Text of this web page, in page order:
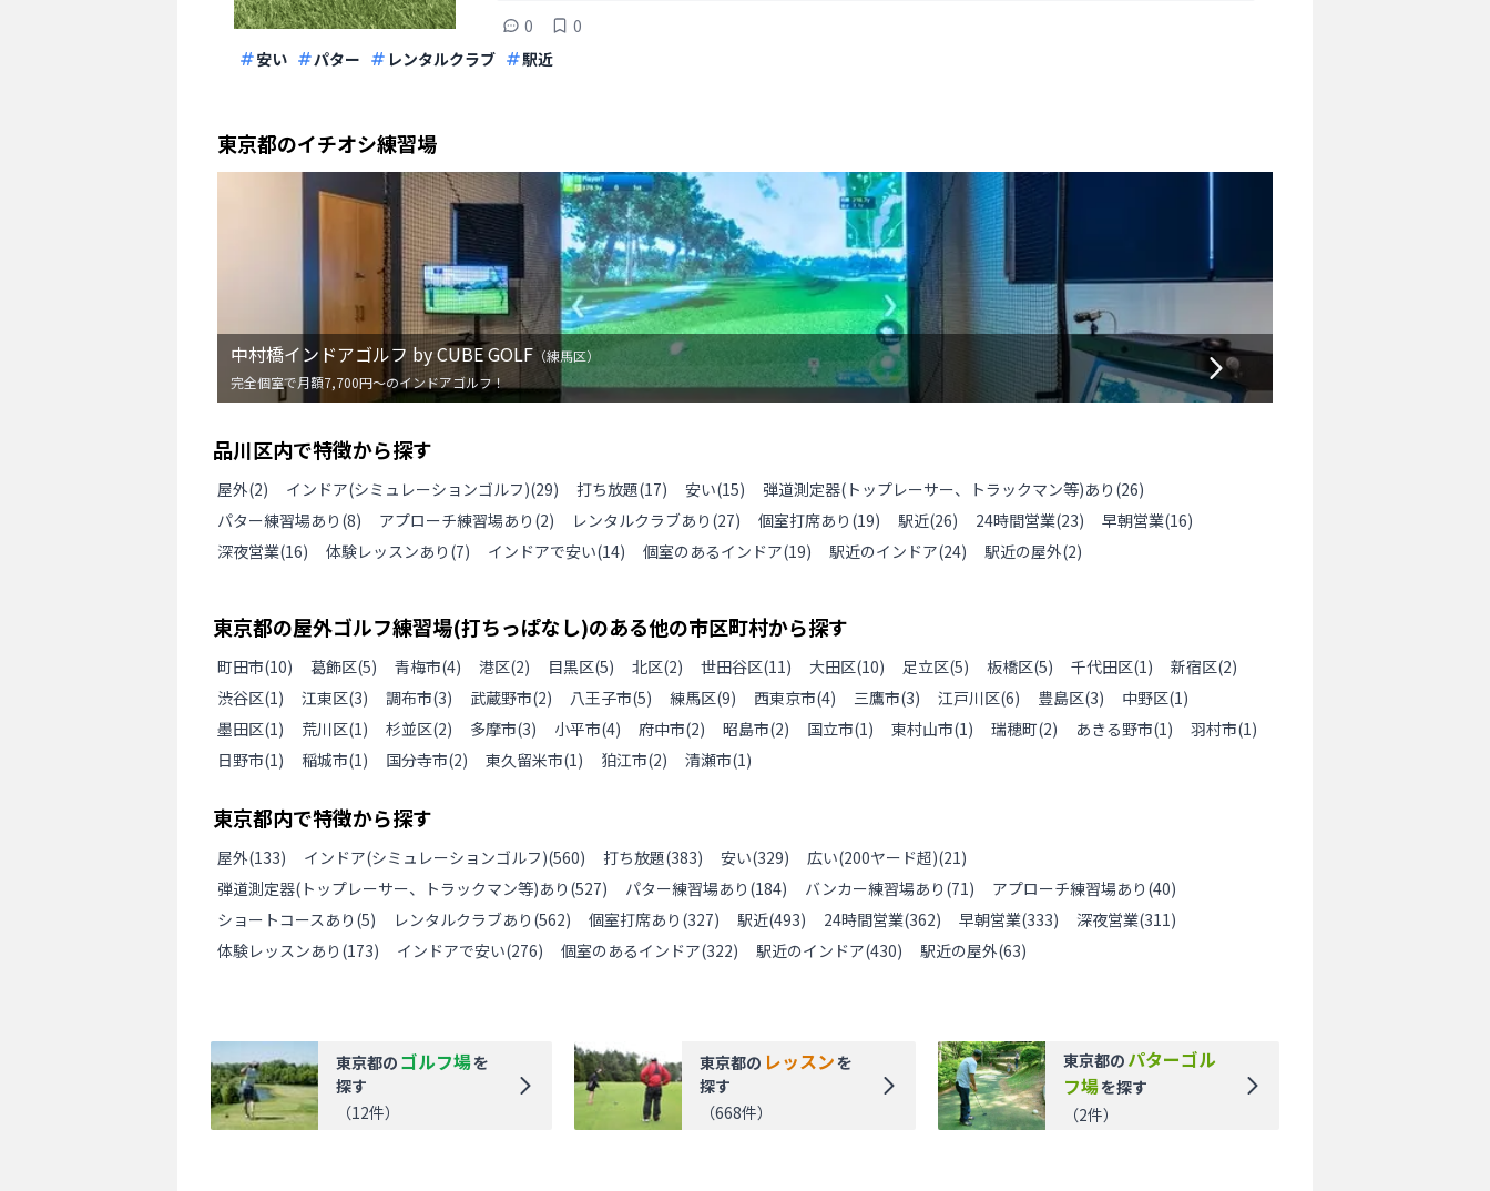
0
0
安い
パター レンタルクラブ 駅近
東京都のイチオシ練習場
中村橋インドアゴルフ by CUBE GOLF（練馬区）
完全個室で月額7,700円〜のインドアゴルフ！
品川区内で特徴から探す
屋外(2) インドア(シミュレーションゴルフ)(29) 打ち放題(17) 安い(15) 弾道測定器(トップレーサー、トラックマン等)あり (26)
パター練習場あり (8) アプローチ練習場あり (2) レンタルクラブあり (27) 個室打席あり (19) 駅近(26) 24時間営業(23) 早朝営業(16)
深夜営業(16) 体験レッスンあり (7) インドアで安い(14) 個室のあるインドア(19) 駅近のインドア(24) 駅近の屋外(2)
東京都の屋外ゴルフ練習場(打ちっぱなし)のある他の市区町村から探す
町田市(10) 葛飾区(5) 青梅市(4) 港区(2) 目黒区(5) 北区(2) 世田谷区(11) 大田区(10) 足立区(5) 板橋区(5) 千代田区(1) 新宿区(2)
渋谷区(1) 江東区(3) 調布市(3) 武蔵野市(2) 八王子市(5) 練馬区(9) 西東京市(4) 三鷹市(3) 江戸川区(6) 豊島区(3) 中野区(1)
墨田区(1) 荒川区(1) 杉並区(2) 多摩市(3) 小平市(4) 府中市(2) 昭島市(2) 国立市(1) 東村山市(1) 瑞穂町(2) あきる野市(1) 羽村市(1)
日野市(1) 稲城市(1) 国分寺市(2) 東久留米市(1) 狛江市(2) 清瀬市(1)
東京都内で特徴から探す
屋外(133) インドア(シミュレーションゴルフ)(560) 打ち放題(383) 安い(329) 広い(200ヤード超)(21)
弾道測定器(トップレーサー、トラックマン等)あり (527) パター練習場あり (184) バンカー練習場あり (71) アプローチ練習場あり (40)
ショートコースあり (5) レンタルクラブあり (562) 個室打席あり (327) 駅近(493) 24時間営業(362) 早朝営業(333) 深夜営業(311)
体験レッスンあり (173) インドアで安い(276) 個室のあるインドア(322) 駅近のインドア(430) 駅近の屋外(63)
東京都の ゴルフ場を
探す
（12件）
東京都の レッスンを
探す
（668件）
東京都の パターゴル
フ場を探す
（2件）